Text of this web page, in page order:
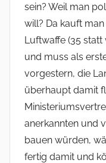
sein? Weil man
will? Da kauft
Luftwaffe (35
und muss als
vorgestern, die
überhaupt damit
anerkannten und
bauen würden,
fertig damit und